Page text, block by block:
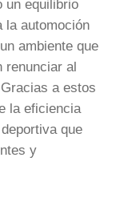
un equilibrio
la automoción
ambiente que
renunciar al
a estos
la eficiencia
que
y